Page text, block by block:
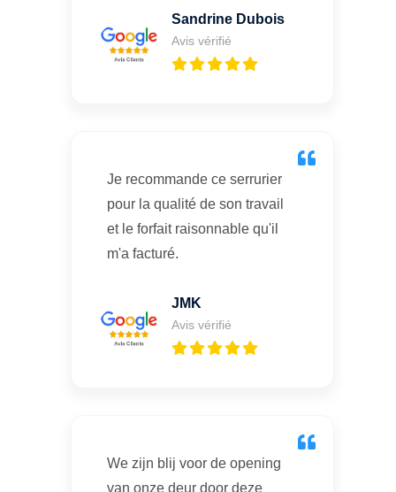
Sandrine Dubois
Avis vérifié
Je recommande ce serrurier
pour la qualité de son travail
et le forfait raisonnable qu'il
m'a facturé.
JMK
Avis vérifié
We zijn blij voor de opening
van onze deur door deze